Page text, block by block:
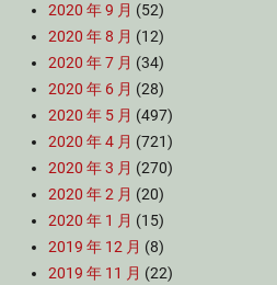
2020 年 9 月 (52)
2020 年 8 月 (12)
2020 年 7 月 (34)
2020 年 6 月 (28)
2020 年 5 月 (497)
2020 年 4 月 (721)
2020 年 3 月 (270)
2020 年 2 月 (20)
2020 年 1 月 (15)
2019 年 12 月 (8)
2019 年 11 月 (22)